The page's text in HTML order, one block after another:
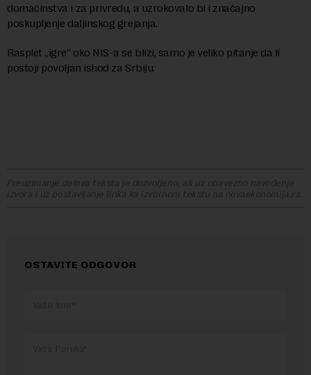
domaćinstva i za privredu, a uzrokovalo bi i značajno
poskupljenje daljinskog grejanja.
Rasplet „igre“ oko NIS-a se bliži, samo je veliko pitanje da li
postoji povoljan ishod za Srbiju.
Preuzimanje delova teksta je dozvoljeno, ali uz obavezno navođenje
izvora i uz postavljanje linka ka izvornom tekstu na novaekonomija.rs
OSTAVITE ODGOVOR